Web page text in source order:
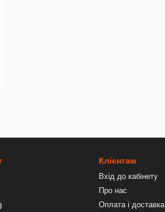
Клієнтам
Вхід до кабінету
Про нас
Оплата і доставка